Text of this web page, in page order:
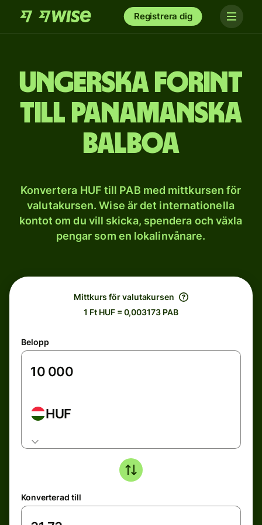
Registrera dig
Ungerska forint
till panamanska
balboa
Konvertera HUF till PAB med mittkursen för
valutakursen. Wise är det internationella
kontot om du vill skicka, spendera och växla
pengar som en lokalinvånare.
Mittkurs för valutakursen
1 Ft HUF = 0,003173 PAB
Belopp
HUF
Konverterad till